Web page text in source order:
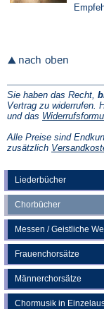
Liederbücher
Chorbücher
Messen / Geistliche
Frauenchorsätze
Männerchorsätze
Chormusik in
Sie haben das Recht,
Vertrag zu widerrufen.
und das
Alle Preise sind
zusätzlich